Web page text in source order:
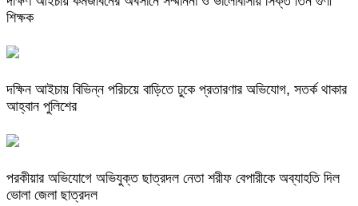
শিক্ষক
দক্ষিন আইচায় ‎বিভিন্ন পরিচয়ে বাড়িতে ঢুকে প্রতারণার অভিযোগ, সতর্ক থাকার
আহ্বান পুলিশের
পরকীয়ার অভিযোগে অভিযুক্ত ছাত্রদল নেতা শরীফ বেপারীকে অব্যাহতি দিল
ভোলা জেলা ছাত্রদল